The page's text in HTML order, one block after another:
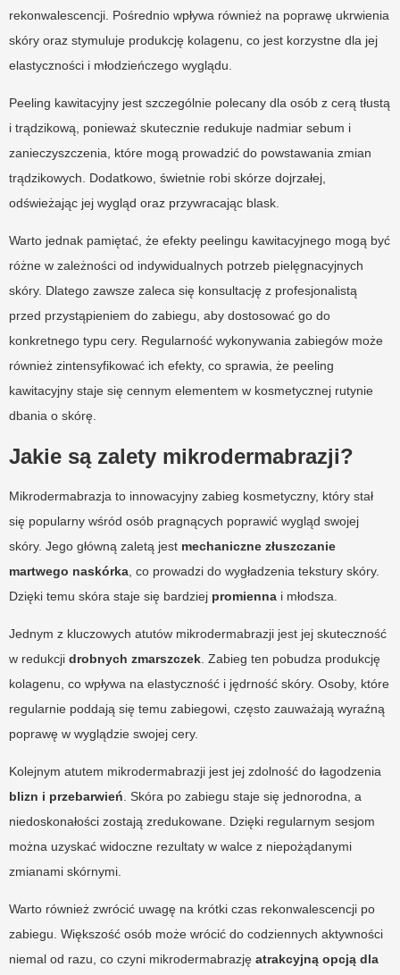
rekonwalescencji. Pośrednio wpływa również na poprawę ukrwienia
skóry oraz stymuluje produkcję kolagenu, co jest korzystne dla jej
elastyczności i młodzieńczego wyglądu.
Peeling kawitacyjny jest szczególnie polecany dla osób z cerą tłustą
i trądzikową, ponieważ skutecznie redukuje nadmiar sebum i
zanieczyszczenia, które mogą prowadzić do powstawania zmian
trądzikowych. Dodatkowo, świetnie robi skórze dojrzałej,
odświeżając jej wygląd oraz przywracając blask.
Warto jednak pamiętać, że efekty peelingu kawitacyjnego mogą być
różne w zależności od indywidualnych potrzeb pielęgnacyjnych
skóry. Dlatego zawsze zaleca się konsultację z profesjonalistą
przed przystąpieniem do zabiegu, aby dostosować go do
konkretnego typu cery. Regularność wykonywania zabiegów może
również zintensyfikować ich efekty, co sprawia, że peeling
kawitacyjny staje się cennym elementem w kosmetycznej rutynie
dbania o skórę.
Jakie są zalety mikrodermabrazji?
Mikrodermabrazja to innowacyjny zabieg kosmetyczny, który stał
się popularny wśród osób pragnących poprawić wygląd swojej
skóry. Jego główną zaletą jest mechaniczne złuszczanie
martwego naskórka , co prowadzi do wygładzenia tekstury skóry.
Dzięki temu skóra staje się bardziej promienna i młodsza.
Jednym z kluczowych atutów mikrodermabrazji jest jej skuteczność
w redukcji drobnych zmarszczek . Zabieg ten pobudza produkcję
kolagenu, co wpływa na elastyczność i jędrność skóry. Osoby, które
regularnie poddają się temu zabiegowi, często zauważają wyraźną
poprawę w wyglądzie swojej cery.
Kolejnym atutem mikrodermabrazji jest jej zdolność do łagodzenia
blizn i przebarwień . Skóra po zabiegu staje się jednorodna, a
niedoskonałości zostają zredukowane. Dzięki regularnym sesjom
można uzyskać widoczne rezultaty w walce z niepożądanymi
zmianami skórnymi.
Warto również zwrócić uwagę na krótki czas rekonwalescencji po
zabiegu. Większość osób może wrócić do codziennych aktywności
niemal od razu, co czyni mikrodermabrazję atrakcyjną opcją dla